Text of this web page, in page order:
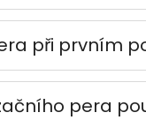
při prvním
pera